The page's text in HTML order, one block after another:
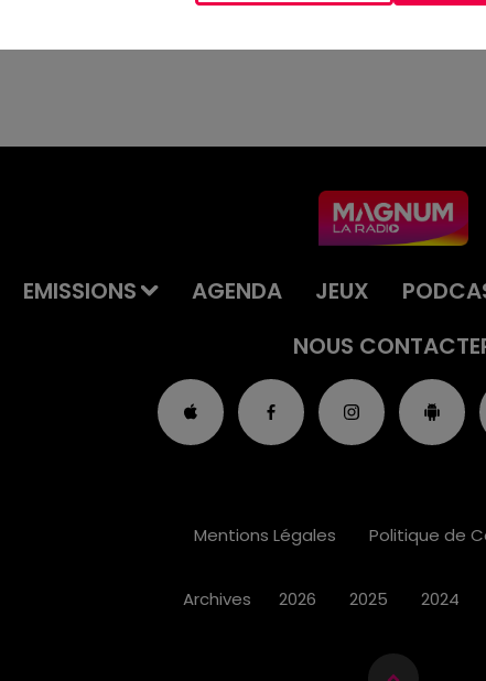
EMISSIONS AGENDA JEUX
NOUS
Mentions Légales Politique de
Archives 2026 2025 2024